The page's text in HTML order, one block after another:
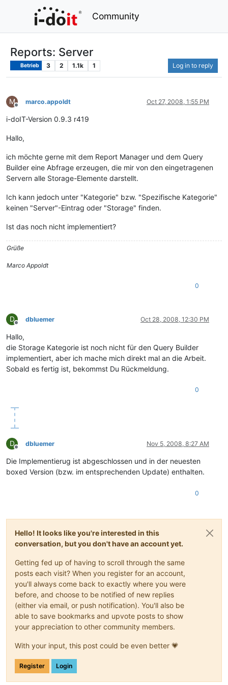
Community
Reports: Server
Betrieb 3 2 1.1k 1 Log in to reply
M
Offline
marco.appoldt Oct 27, 2008, 1:55 PM
i-doIT-Version 0.9.3 r419
Hallo,
ich möchte gerne mit dem Report Manager und dem Query
Builder eine Abfrage erzeugen, die mir von den eingetragenen
Servern alle Storage-Elemente darstellt.
Ich kann jedoch unter "Kategorie" bzw. "Spezifische Kategorie"
keinen "Server"-Eintrag oder "Storage" finden.
Ist das noch nicht implementiert?
Grüße
Marco Appoldt
0
D
Offline
dbluemer Oct 28, 2008, 12:30 PM
Hallo,
die Storage Kategorie ist noch nicht für den Query Builder
implementiert, aber ich mache mich direkt mal an die Arbeit.
Sobald es fertig ist, bekommst Du Rückmeldung.
0
D
Offline
dbluemer Nov 5, 2008, 8:27 AM
Die Implementierug ist abgeschlossen und in der neuesten
boxed Version (bzw. im entsprechenden Update) enthalten.
0
Hello! It looks like you're interested in this
conversation, but you don't have an account yet.
Getting fed up of having to scroll through the same
posts each visit? When you register for an account,
you'll always come back to exactly where you were
before, and choose to be notified of new replies
(either via email, or push notification). You'll also be
able to save bookmarks and upvote posts to show
your appreciation to other community members.
With your input, this post could be even better 💗
Register Login